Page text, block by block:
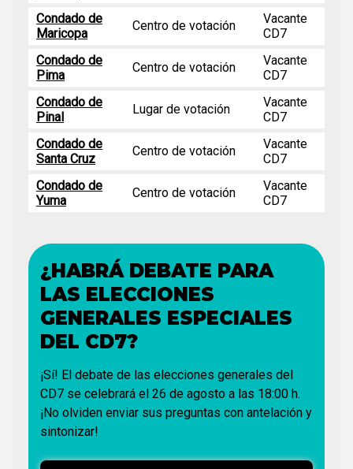
Condado de
Maricopa
Centro de votación
Vacante
CD7
Condado de
Pima
Centro de votación
Vacante
CD7
Condado de
Pinal
Lugar de votación
Vacante
CD7
Condado de
Santa Cruz
Centro de votación
Vacante
CD7
Condado de
Yuma
Centro de votación
Vacante
CD7
¿HABRÁ DEBATE PARA
LAS ELECCIONES
GENERALES ESPECIALES
DEL CD7?
¡Sí! El debate de las elecciones generales del
CD7 se celebrará el 26 de agosto a las 18:00 h.
¡No olviden enviar sus preguntas con antelación y
sintonizar!